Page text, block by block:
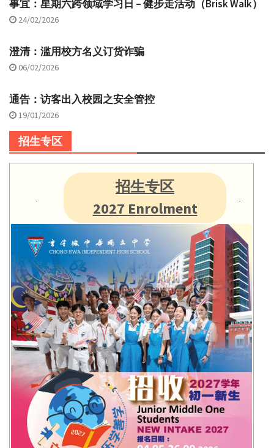
事宜：星期六跨领域学习日 – 健步走活动（Brisk Walk）
24/02/2026
澄清：滥用校方名义订货诈骗
06/02/2026
通告：访客出入校园之安全管控
19/01/2026
招生专区
招生专区
2027 Enrolment